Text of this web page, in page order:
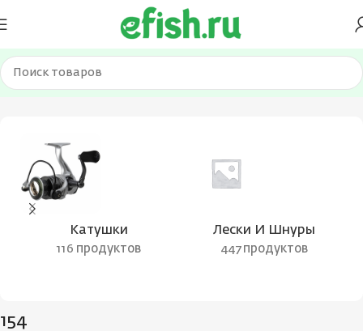
Главная Товар Длина в сложенном виде, см 154
Катушки
116 продуктов
Лески И Шнуры
447 продуктов
154